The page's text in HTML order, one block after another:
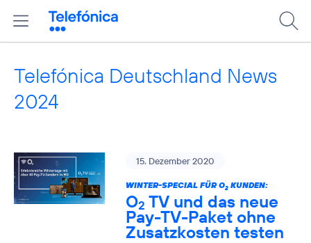
Telefónica Deutschland News
2024
15. Dezember 2020
WINTER-SPECIAL FÜR O2KUNDEN:
O2 TV und das neue
Pay-TV-Paket ohne
Zusatzkosten testen